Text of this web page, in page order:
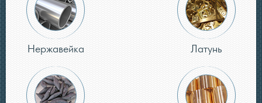
Нержавейка Латунь